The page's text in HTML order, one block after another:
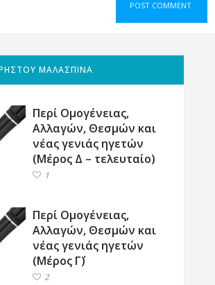
ΜΑΛΑΣΠΙΝΑ
Περί Ομογένειας,
Αλλαγών, Θεσμών και
νέας γενιάς ηγετών
(Μέρος Δ – τελευταίο)
1
Περί Ομογένειας,
Αλλαγών, Θεσμών και
νέας γενιάς ηγετών
(Μέρος Γ΄)
2